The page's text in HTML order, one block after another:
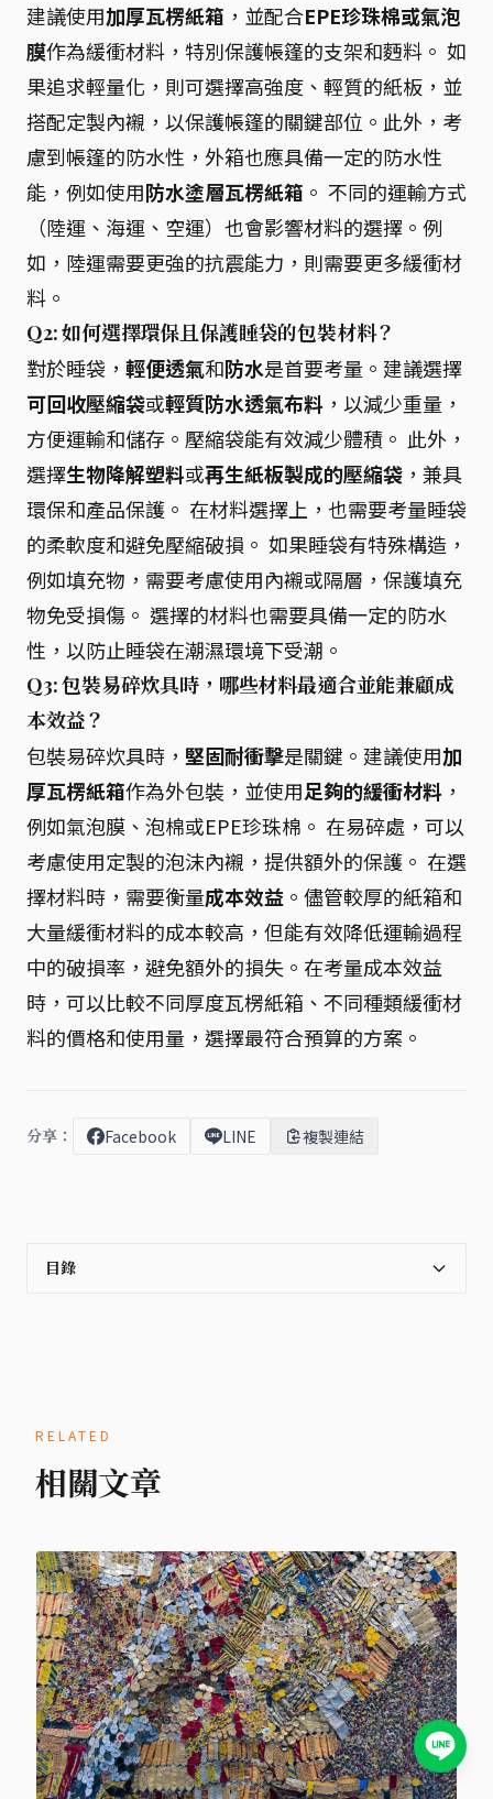
建議使用加厚瓦楞紙箱 ，並配合EPE珍珠棉或氣泡
膜作為緩衝材料，特別保護帳篷的支架和麪料。 如
果追求輕量化，則可選擇高強度、輕質的紙板，並
搭配定製內襯，以保護帳篷的關鍵部位。此外，考
慮到帳篷的防水性，外箱也應具備一定的防水性
能，例如使用防水塗層瓦楞紙箱 。 不同的運輸方式
（陸運、海運、空運）也會影響材料的選擇。例
如，陸運需要更強的抗震能力，則需要更多緩衝材
料。
Q2: 如何選擇環保且保護睡袋的包裝材料？
對於睡袋， 輕便透氣和防水是首要考量。建議選擇
可回收壓縮袋或輕質防水透氣布料 ，以減少重量，
方便運輸和儲存。壓縮袋能有效減少體積。 此外，
選擇生物降解塑料或再生紙板製成的壓縮袋 ，兼具
環保和產品保護。 在材料選擇上，也需要考量睡袋
的柔軟度和避免壓縮破損。 如果睡袋有特殊構造，
例如填充物，需要考慮使用內襯或隔層，保護填充
物免受損傷。 選擇的材料也需要具備一定的防水
性，以防止睡袋在潮濕環境下受潮。
Q3: 包裝易碎炊具時，哪些材料最適合並能兼顧成
本效益？
包裝易碎炊具時， 堅固耐衝擊是關鍵。建議使用加
厚瓦楞紙箱作為外包裝，並使用足夠的緩衝材料 ，
例如氣泡膜、泡棉或EPE珍珠棉。 在易碎處，可以
考慮使用定製的泡沫內襯，提供額外的保護。 在選
擇材料時，需要衡量成本效益 。儘管較厚的紙箱和
大量緩衝材料的成本較高，但能有效降低運輸過程
中的破損率，避免額外的損失。在考量成本效益
時，可以比較不同厚度瓦楞紙箱、不同種類緩衝材
料的價格和使用量，選擇最符合預算的方案。
分享： Facebook LINE 複製連結
目錄
RELATED
相關文章